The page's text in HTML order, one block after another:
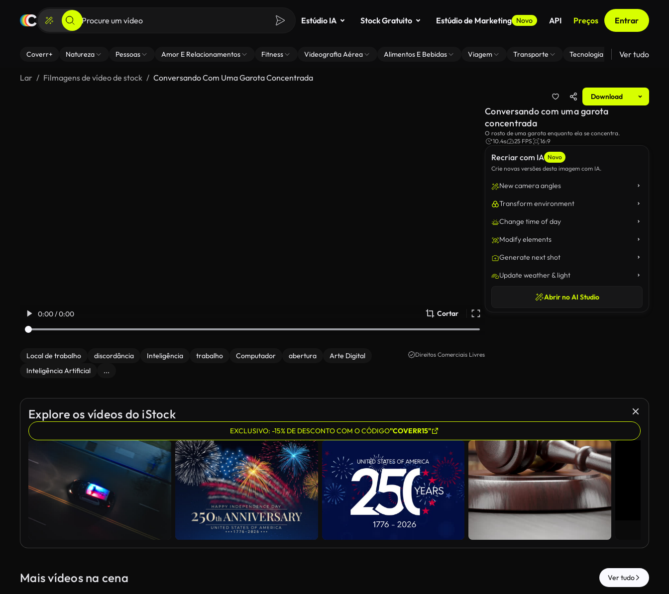
Estúdio IA Stock Gratuito Estúdio de Marketing Novo API Preços Entrar
Coverr+ Natureza Pessoas Amor E Relacionamentos Fitness Videografia Aérea Alimentos E Bebidas Viagem Transporte Tecnologia Zoom De
Ver tudo
Lar Filmagens de vídeo de stock Conversando Com Uma Garota Concentrada
Download
0:00 / 0:00 Cortar
Local de trabalho discordância Inteligência trabalho Computador abertura
Arte Digital
Inteligência Artificial
...
Direitos Comerciais Livres
Recriar com IA Novo
Crie novas versões desta imagem com IA.
New camera angles
Transform environment
Change time of day
Modify elements
Generate next shot
Update weather & light
Abrir no AI Studio
Conversando com uma garota
concentrada
O rosto de uma garota enquanto ela se concentra.
10.4s
25 FPS 16:9
Explore os vídeos do iStock
EXCLUSIVO: -15% DE DESCONTO COM O CÓDIGO"COVERR15"
Mais vídeos na cena Ver tudo